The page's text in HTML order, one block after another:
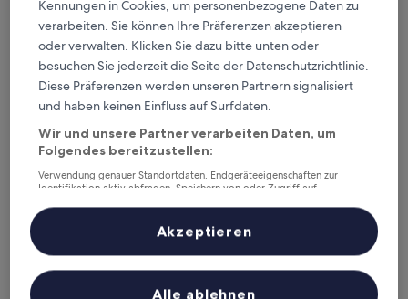
KING's HOTEL Center Superior— Liegt in 7 km von U-Bahnhof
Forstenrieder Allee entfernt. Gästebewertung: 9,4/10 —
Außergewöhnlich.
Empfohlene Unterkünfte
Preis (aufsteigend)
Deine Ausgangsbasis nahe U-
Bahnhof Forstenrieder Allee
ACHAT Hotel München Süd
Kennungen in Cookies, um personenbezogene Daten zu
verarbeiten. Sie können Ihre Präferenzen akzeptieren
oder verwalten. Klicken Sie dazu bitte unten oder
besuchen Sie jederzeit die Seite der Datenschutzrichtlinie.
Diese Präferenzen werden unseren Partnern signalisiert
und haben keinen Einfluss auf Surfdaten.
Wir und unsere Partner verarbeiten Daten, um
Folgendes bereitzustellen:
Verwendung genauer Standortdaten. Endgeräteeigenschaften zur
Identifikation aktiv abfragen. Speichern von oder Zugriff auf
Inhalte, Messung von Werbeleistung und der Performance von Inhalten,
Zielgruppenforschung sowie Entwicklung und Verbesserung von
Liste der Partner (Lieferanten)
Alle ablehnen
Akzeptieren